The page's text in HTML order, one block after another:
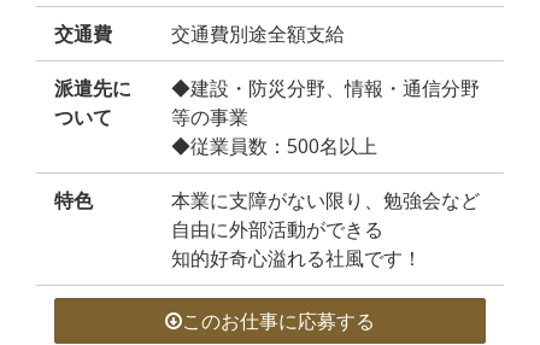
交通費 交通費別途全額支給
派遣先に
ついて
◆建設・防災分野、情報・通信分野
等の事業
◆従業員数：500名以上
特色
本業に支障がない限り、勉強会など
自由に外部活動ができる
知的好奇心溢れる社風です！
このお仕事に応募する